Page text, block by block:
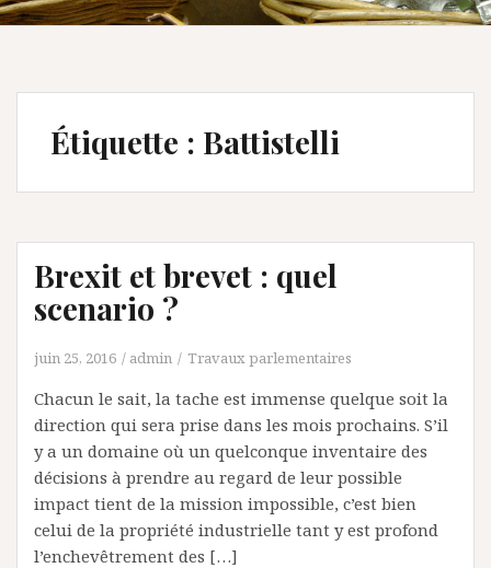
Étiquette : Battistelli
Brexit et brevet : quel
scenario ?
juin 25, 2016 admin Travaux parlementaires
Chacun le sait, la tache est immense quelque soit la
direction qui sera prise dans les mois prochains. S’il
y a un domaine où un quelconque inventaire des
décisions à prendre au regard de leur possible
impact tient de la mission impossible, c’est bien
celui de la propriété industrielle tant y est profond
l’enchevêtrement des […]